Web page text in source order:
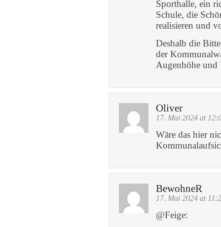
Sporthalle, ein
Schule, die
realisieren und
Deshalb die
der
Augenhöhe und
Oliver
17. Mai 2024 at
Wäre das hier
BewohneR
17. Mai 2024 at
@Feige: